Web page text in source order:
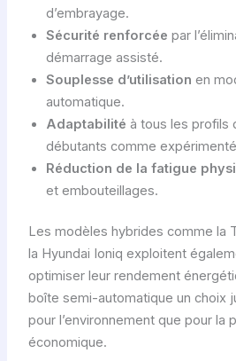
d’embrayage.
Sécurité renforcée par
démarrage assisté.
Souplesse d’utilisation en
automatique.
Adaptabilité à tous les profils
débutants comme
Réduction de la fatigue
et embouteillages.
Les modèles hybrides comme la
la Hyundai Ioniq exploitent
optimiser leur rendement
boîte semi-automatique un choix
pour l’environnement que pour la
économique.